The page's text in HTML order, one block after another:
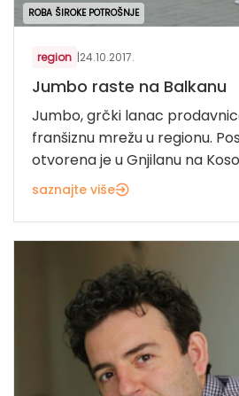
ROBA ŠIROKE POTROŠNJE
region |24.10.2017.
Jumbo raste na Balkanu
Jumbo, grčki lanac
franšiznu mrežu u regionu.
otvorena je u Gnjilanu na
saznajte više